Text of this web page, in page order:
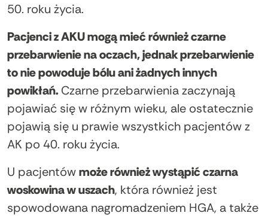
50. roku życia.
Pacjenci z AKU mogą mieć również czarne
przebarwienie na oczach, jednak przebarwienie
to nie powoduje bólu ani żadnych innych
powikłań.Czarne przebarwienia zaczynają
pojawiać się w różnym wieku, ale ostatecznie
pojawią się u prawie wszystkich pacjentów z
AK po 40. roku życia.
U pacjentówmoże również wystąpić czarna
woskowina w uszach, która również jest
spowodowana nagromadzeniem HGA, a także